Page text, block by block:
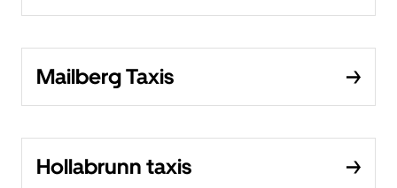
Mailberg Taxis
Hollabrunn taxis